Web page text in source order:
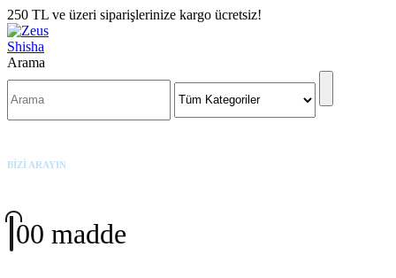
250 TL ve üzeri siparişlerinize kargo ücretsiz!
Arama
BİZİ ARAYIN
00 madde